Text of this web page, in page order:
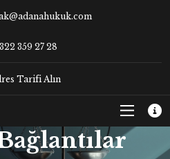
359 27 28
Tarifi Alın